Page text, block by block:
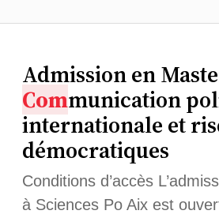
Admission en
Communication
internationale et
démocratiques
Conditions d’accès
à Sciences Po Aix est